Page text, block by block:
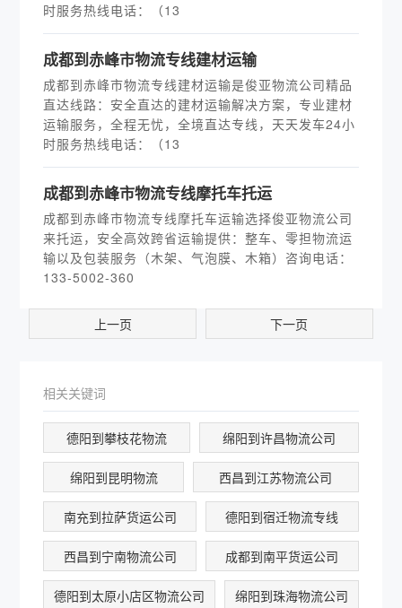
时服务热线电话：（13
成都到赤峰市物流专线建材运输
成都到赤峰市物流专线建材运输是俊亚物流公司精品
直达线路：安全直达的建材运输解决方案，专业建材
运输服务，全程无忧，全境直达专线，天天发车24小
时服务热线电话：（13
成都到赤峰市物流专线摩托车托运
成都到赤峰市物流专线摩托车运输选择俊亚物流公司
来托运，安全高效跨省运输提供：整车、零担物流运
输以及包装服务（木架、气泡膜、木箱）咨询电话：
133-5002-360
上一页 下一页
相关关键词
德阳到攀枝花物流 绵阳到许昌物流公司
绵阳到昆明物流 西昌到江苏物流公司
南充到拉萨货运公司 德阳到宿迁物流专线
西昌到宁南物流公司 成都到南平货运公司
德阳到太原小店区物流公司 绵阳到珠海物流公司